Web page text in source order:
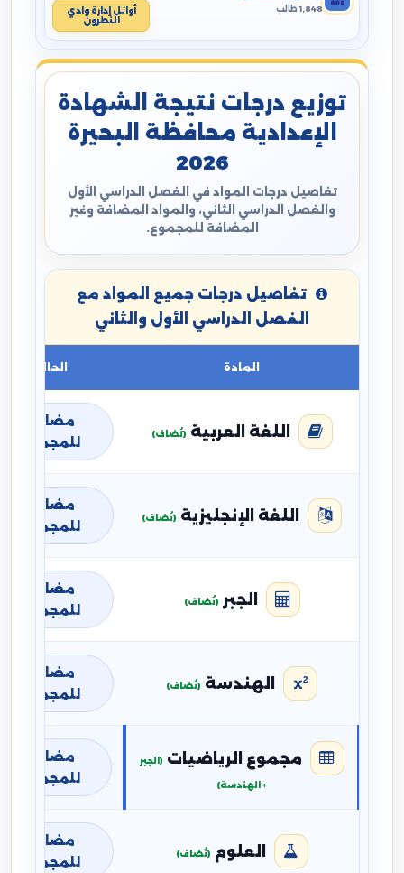
1,848 طالب
أوائل إدارة وادي
النطرون
توزيع درجات نتيجة الشهادة
الإعدادية محافظة البحيرة
2026
تفاصيل درجات المواد في الفصل الدراسي الأول
والفصل الدراسي الثاني، والمواد المضافة وغير
المضافة للمجموع.
تفاصيل درجات جميع المواد مع
الفصل الدراسي الأول والثاني
المادة الحالة
اللغة العربية (تُضاف)
مضافة
للمجموع
اللغة الإنجليزية (تُضاف)
مضافة
للمجموع
الجبر (تُضاف)
مضافة
للمجموع
الهندسة (تُضاف)
مضافة
للمجموع
مجموع الرياضيات (الجبر
+ الهندسة)
مضافة
للمجموع
العلوم (تُضاف)
مضافة
للمجموع